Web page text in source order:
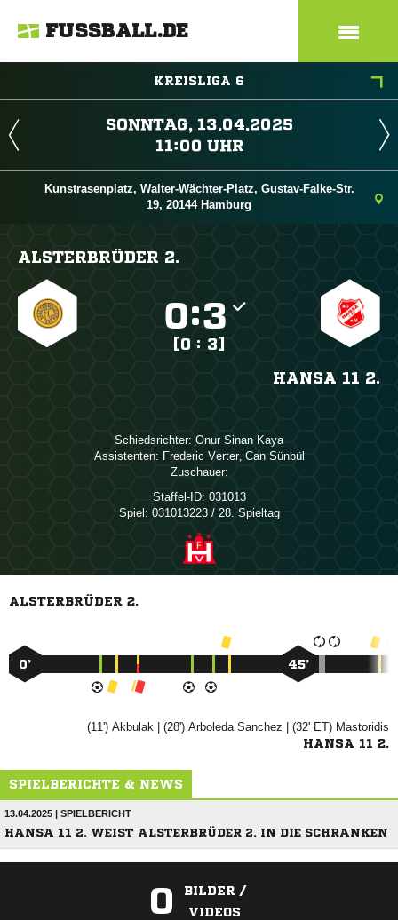
FUSSBALL.DE
KREISLIGA 6
 
 
Kunstrasenplatz, Walter-Wächter-Platz, Gustav-Falke-Str.
19, 20144 Hamburg
ALSTERBRÜDER 2.
:
[0 : 3]
HANSA 11 2.
Schiedsrichter:   
Assistenten:  ,  
Zuschauer:
Staffel-ID: 031013
Spiel: 031013223 / 28. Spieltag
ALSTERBRÜDER 2.
0’ 45’
(11')  | (28')   | (32' ET) 
HANSA 11 2.
SPIELBERICHTE & NEWS
13.04.2025 | SPIELBERICHT
HANSA 11 2. WEIST ALSTERBRÜDER 2. IN DIE SCHRANKEN
0
BILDER /
VIDEOS